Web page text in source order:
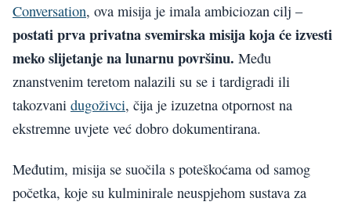
Conversation, ova misija je imala ambiciozan cilj –
postati prva privatna svemirska misija koja će izvesti
meko slijetanje na lunarnu površinu. Među
znanstvenim teretom nalazili su se i tardigradi ili
takozvani dugoživci, čija je izuzetna otpornost na
ekstremne uvjete već dobro dokumentirana.
Međutim, misija se suočila s poteškoćama od samog
početka, koje su kulminirale neuspjehom sustava za